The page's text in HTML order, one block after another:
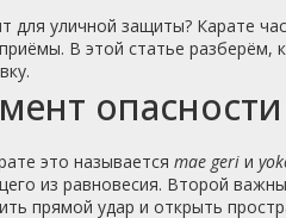
для уличной защиты? Карате
В этой статье разберём,
опасности
это называется mae geriи
из равновесия. Второй
прямой удар и открыть